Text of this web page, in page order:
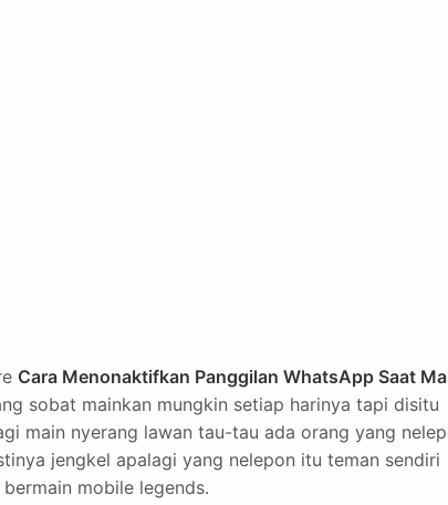
Cara Menonaktifkan Panggilan WhatsApp Saat
sobat mainkan mungkin setiap harinya tapi disitu
main nyerang lawan tau-tau ada orang yang
jengkel apalagi yang nelepon itu teman sendiri
mobile legends.